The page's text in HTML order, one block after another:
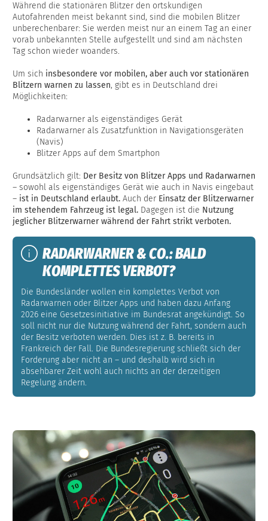
Während die stationären Blitzer den ortskundigen
Autofahrenden meist bekannt sind, sind die mobilen Blitzer
unberechenbarer: Sie werden meist nur an einem Tag an einer
vorab unbekannten Stelle aufgestellt und sind am nächsten
Tag schon wieder woanders.
Um sich insbesondere vor mobilen, aber auch vor stationären
Blitzern warnen zu lassen, gibt es in Deutschland drei
Möglichkeiten:
Radarwarner als eigenständiges Gerät
Radarwarner als Zusatzfunktion in Navigationsgeräten
(Navis)
Blitzer Apps auf dem Smartphon
Grundsätzlich gilt: Der Besitz von Blitzer Apps und Radarwarnen
– sowohl als eigenständiges Gerät wie auch in Navis eingebaut
– ist in Deutschland erlaubt. Auch der Einsatz der Blitzerwarner
im stehendem Fahrzeug ist legal. Dagegen ist die Nutzung
jeglicher Blitzerwarner während der Fahrt strikt verboten.
RADARWARNER & CO.: BALD
KOMPLETTES VERBOT?
Die Bundesländer wollen ein komplettes Verbot von
Radarwarnen oder Blitzer Apps und haben dazu Anfang
2026 eine Gesetzesinitiative im Bundesrat angekündigt. So
soll nicht nur die Nutzung während der Fahrt, sondern auch
der Besitz verboten werden. Dies ist z. B. bereits in
Frankreich der Fall. Die Bundesregierung schließt sich der
Forderung aber nicht an – und deshalb wird sich in
absehbarer Zeit wohl auch nichts an der derzeitigen
Regelung ändern.